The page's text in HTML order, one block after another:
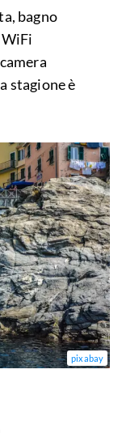
bagno
stagione è
pixabay